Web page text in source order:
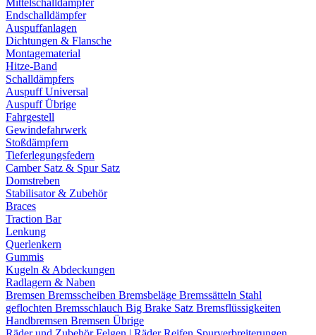
Mittelschalldämpfer
Endschalldämpfer
Auspuffanlagen
Dichtungen & Flansche
Montagematerial
Hitze-Band
Schalldämpfers
Auspuff Universal
Auspuff Übrige
Fahrgestell
Gewindefahrwerk
Stoßdämpfern
Tieferlegungsfedern
Camber Satz & Spur Satz
Domstreben
Stabilisator & Zubehör
Braces
Traction Bar
Lenkung
Querlenkern
Gummis
Kugeln & Abdeckungen
Radlagern & Naben
Bremsen Bremsscheiben Bremsbeläge Bremssätteln Stahl
geflochten Bremsschlauch Big Brake Satz Bremsflüssigkeiten
Handbremsen Bremsen Übrige